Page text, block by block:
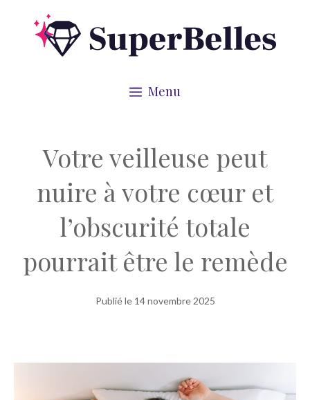
Menu
Votre veilleuse peut
nuire à votre cœur et
l’obscurité totale
pourrait être le remède
Publié le 14 novembre 2025